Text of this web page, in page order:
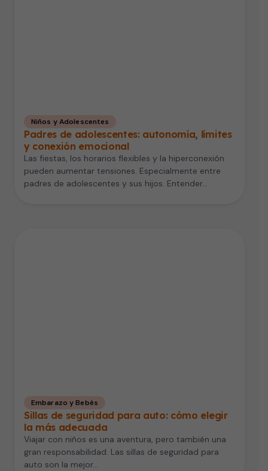
Niños y Adolescentes
Padres de adolescentes: autonomía, límites
y conexión emocional
Las fiestas, los horarios flexibles y la hiperconexión
pueden aumentar tensiones. Especialmente entre
padres de adolescentes y sus hijos. Entender…
Embarazo y Bebés
Sillas de seguridad para auto: cómo elegir
la más adecuada
Viajar con niños es una aventura, pero también una
gran responsabilidad. Las sillas de seguridad para
auto son la mejor…